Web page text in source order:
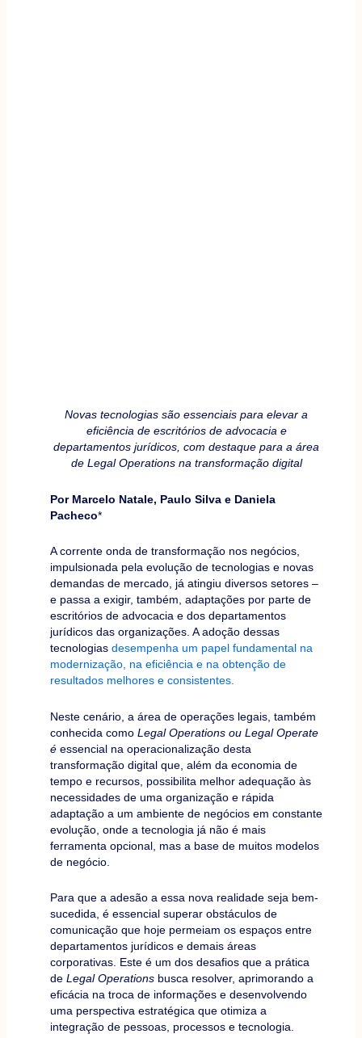
Novas tecnologias são essenciais para elevar a
eficiência de escritórios de advocacia e
departamentos jurídicos, com destaque para a área
de Legal Operations na transformação digital
Por Marcelo Natale, Paulo Silva e Daniela
Pacheco*
A corrente onda de transformação nos negócios,
impulsionada pela evolução de tecnologias e novas
demandas de mercado, já atingiu diversos setores –
e passa a exigir, também, adaptações por parte de
escritórios de advocacia e dos departamentos
jurídicos das organizações. A adoção dessas
tecnologias desempenha um papel fundamental na
modernização, na eficiência e na obtenção de
resultados melhores e consistentes.
Neste cenário, a área de operações legais, também
conhecida como Legal Operations ou Legal Operate
éessencial na operacionalização desta
transformação digital que, além da economia de
tempo e recursos, possibilita melhor adequação às
necessidades de uma organização e rápida
adaptação a um ambiente de negócios em constante
evolução, onde a tecnologia já não é mais
ferramenta opcional, mas a base de muitos modelos
de negócio.
Para que a adesão a essa nova realidade seja bem-
sucedida, é essencial superar obstáculos de
comunicação que hoje permeiam os espaços entre
departamentos jurídicos e demais áreas
corporativas. Este é um dos desafios que a prática
de Legal Operationsbusca resolver, aprimorando a
eficácia na troca de informações e desenvolvendo
uma perspectiva estratégica que otimiza a
integração de pessoas, processos e tecnologia.